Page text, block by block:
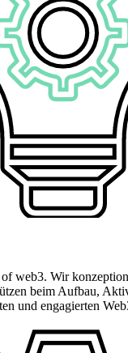
web3. Wir
beim Aufbau,
und engagierten